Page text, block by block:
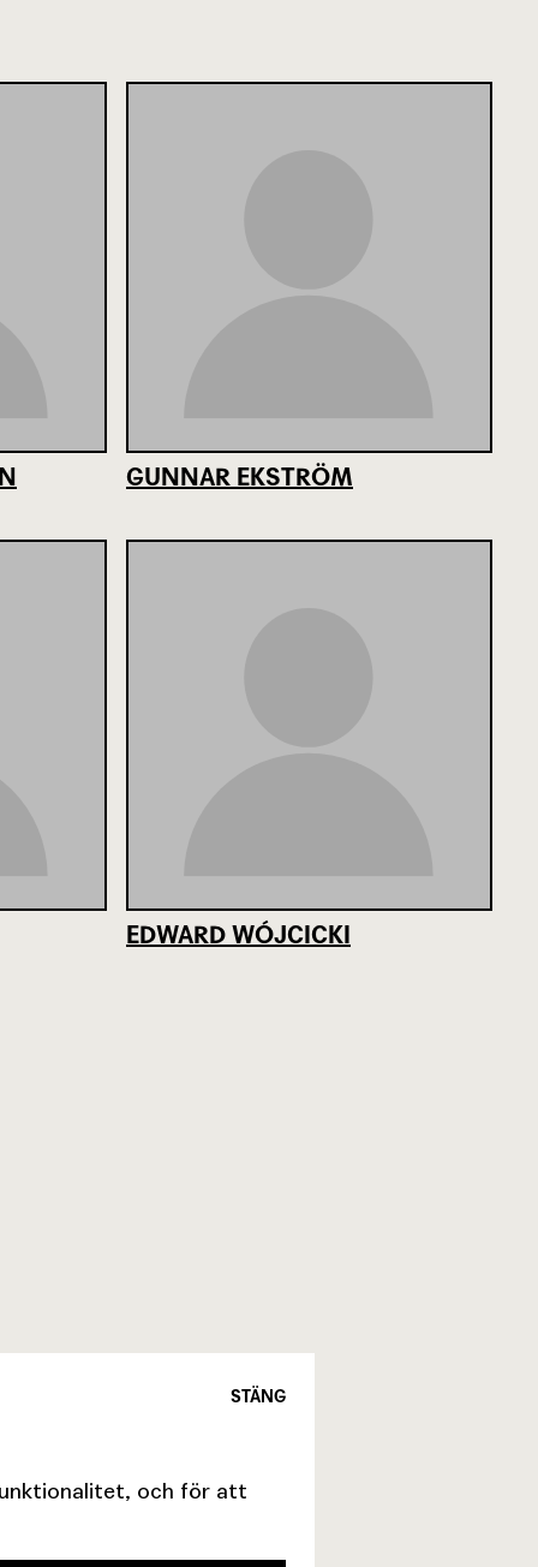
GUNNAR EKSTRÖM
EDWARD WÓJCICKI
STÄNG
och för att